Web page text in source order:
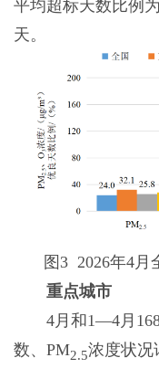
平均超标天数比例
天。
图3 2026年4月
重点城市
4月和1—4月168
数、PM2.5浓度状况